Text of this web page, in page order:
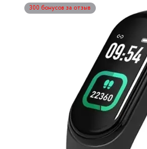
300 бонусов за отзыв